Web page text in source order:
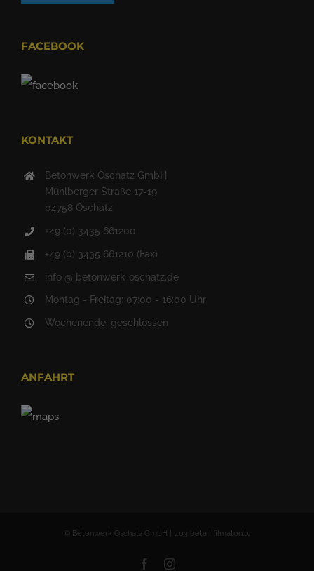
FACEBOOK
KONTAKT
Betonwerk Oschatz GmbH
Mühlberger Straße 17-19
04758 Oschatz
+49 (0) 3435 661200
+49 (0) 3435 661210 (Fax)
info @ betonwerk-oschatz.de
Montag - Freitag: 07:00 - 16:00 Uhr
Wochenende: geschlossen
ANFAHRT
© Betonwerk Oschatz GmbH | v.03 beta | filmaton.tv
FacebookInstagram